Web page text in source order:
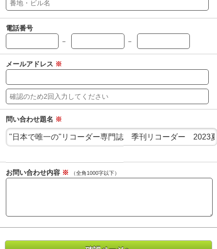
電話番号
－
－
メールアドレス ※
問い合わせ題名 ※
お問い合わせ内容 ※ （全角1000字以下）